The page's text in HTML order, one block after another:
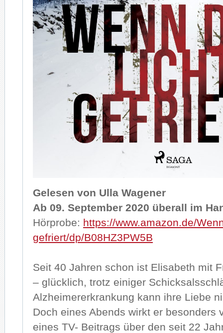
Gelesen von Ulla Wagener
Ab 09. September 2020 überall im
Hörprobe: https://www.amazon.de/
gefriert/dp/B08HZ3PW5B
Seit 40 Jahren schon ist Elisabeth mit
– glücklich, trotz einiger
Alzheimererkrankung kann ihre Liebe
Doch eines Abends wirkt er besonders
eines TV- Beitrags über den seit 22